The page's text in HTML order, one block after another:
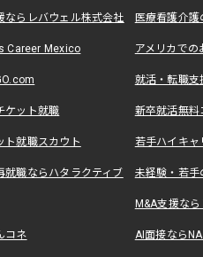
ならレバウェル株式会社 医療看護介
Career Mexico アメリカで
就活・転職
ケット就職 新卒就活無料
ト就職スカウト 若手ハイキ
就職ならハタラクティブ 未経験・若手
M&A支援な
コネ AI面接なら